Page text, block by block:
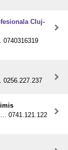
Cluj-
0740316319
0256.227.237
0741.121.122